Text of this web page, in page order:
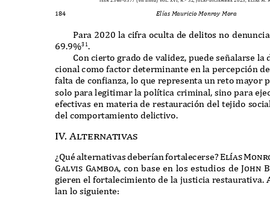
184 Elías Mauricio Monroy Mora
Para 2020 la cifra oculta de delitos no
69.9%31.
Con cierto grado de validez, puede señalarse la
cional como factor determinante en la percepción
falta de confianza, lo que representa un reto mayor
solo para legitimar la política criminal,sino para
efectivas en materia de restauración del tejido
del comportamiento delictivo.
IV. Alternativas
¿Quéalternativasdeberíanfortalecerse? Elías
Galvis Gamboa,con base en los estudios deJohn
gieren el fortalecimiento de la justicia restaurativa.
lan lo siguiente: